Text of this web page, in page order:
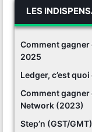
LES
Comment gagner
2025
Ledger, c’est
Comment
Network (2023)
Step’n (GST/